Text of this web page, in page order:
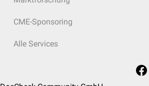
CME-Sponsoring
Alle Services